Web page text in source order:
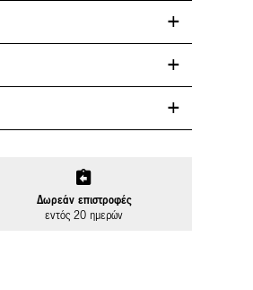
Δωρεάν επιστροφές
εντός 20 ημερών